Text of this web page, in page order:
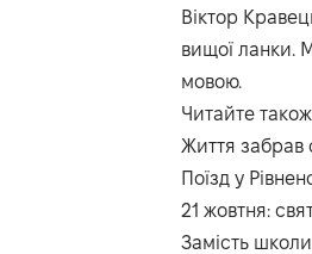
Віктор
вищої ланки.
мовою.
Читайте
Життя забрав
Поїзд у
21 жовтня:
Замість